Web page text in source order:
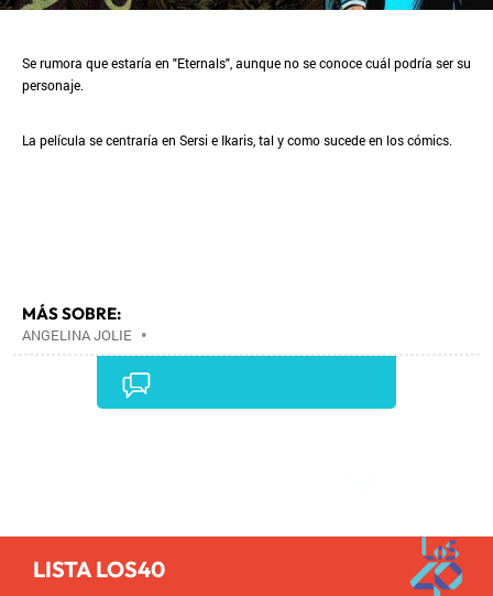
Se rumora que estaría en "Eternals", aunque no se conoce cuál podría ser su
personaje.
La película se centraría en Sersi e Ikaris, tal y como sucede en los cómics.
MÁS SOBRE:
ANGELINA JOLIE •
LISTA LOS40